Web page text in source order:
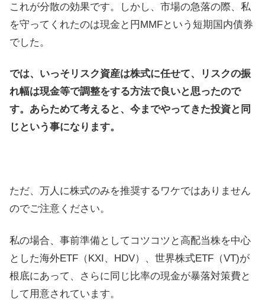
これが分散の効果です。しかし、市場の急落の際、私
を守ってくれたのは現金と円MMFという短期国内債券
でした。
では、いっそリスク資産は株式に任せて、リスクの振
れ幅は現金等で調整をする方法で良いと思ったので
す。あらためて考えると、今までやってきた投資と同
じという事になります。
ただ、万人に株式のみを推奨するワケではありません
のでご注意ください。
私の場合、事前準備としてコツコツと高配当株を中心
とした海外ETF（KXI、HDV）、世界株式ETF（VT)が
根底にあって、さらに同じ比率の現金が暴落対策費と
して用意されています。